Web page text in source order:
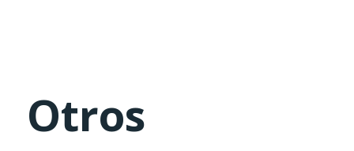
Otros